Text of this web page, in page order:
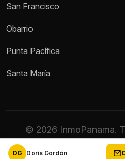
DG Doris Gordón
San Francisco
Obarrio
Punta Pacífica
Santa María
© 2026 InmoPanama.